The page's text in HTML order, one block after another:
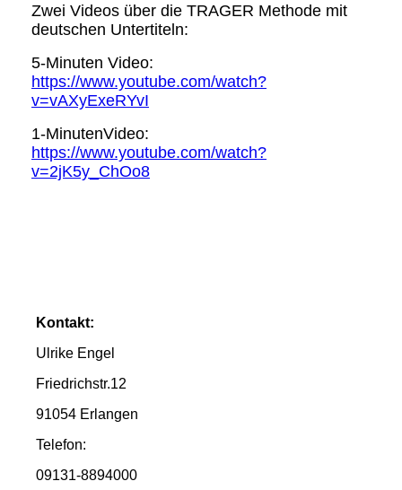
Zwei Videos über die TRAGER Methode mit
deutschen Untertiteln:
5-Minuten Video:
https://www.youtube.com/watch?
v=vAXyExeRYvI
1-MinutenVideo:
https://www.youtube.com/watch?
v=2jK5y_ChOo8
Kontakt:
Ulrike Engel
Friedrichstr.12
91054 Erlangen
Telefon:
09131-8894000